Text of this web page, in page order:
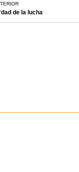
de la lucha